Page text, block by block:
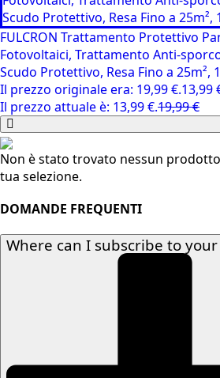
FULCRON Trattamento Protettivo
Fotovoltaici, Trattamento Anti-
Scudo Protettivo, Resa Fino a 25m²,
19,99€
Il prezzo originale era: 19,99 €.13,99
Il prezzo attuale è: 13,99 €.
Non è stato trovato nessun
tua selezione.
DOMANDE FREQUENTI
Where can I subscribe to